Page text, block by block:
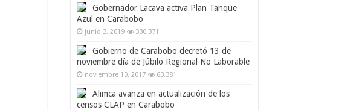
Gobernador Lacava activa Plan Tanque
Azul en Carabobo
junio 3, 2019 330,371
Gobierno de Carabobo decretó 13 de
noviembre día de Júbilo Regional No Laborable
noviembre 10, 2017 63,381
Alimca avanza en actualización de los
censos CLAP en Carabobo